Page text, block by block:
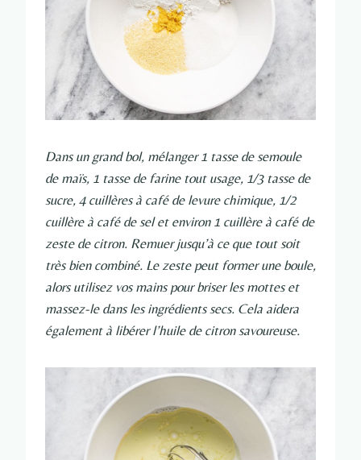
Dans un grand bol, mélanger 1 tasse de semoule
de maïs, 1 tasse de farine tout usage, 1/3 tasse de
sucre, 4 cuillères à café de levure chimique, 1/2
cuillère à café de sel et environ 1 cuillère à café de
zeste de citron. Remuer jusqu’à ce que tout soit
très bien combiné. Le zeste peut former une boule,
alors utilisez vos mains pour briser les mottes et
massez-le dans les ingrédients secs. Cela aidera
également à libérer l’huile de citron savoureuse.